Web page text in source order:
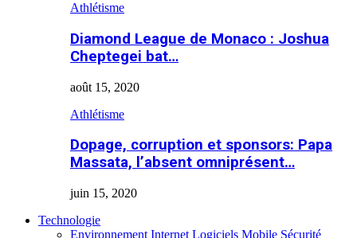
Athlétisme
Diamond League de Monaco : Joshua
Cheptegei bat…
août 15, 2020
Athlétisme
Dopage, corruption et sponsors: Papa
Massata, l’absent omniprésent…
juin 15, 2020
Technologie
Environnement Internet Logiciels Mobile Sécurité